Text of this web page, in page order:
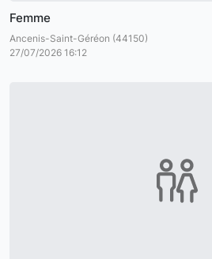
Femme
Ancenis-Saint-Géréon (44150)
27/07/2026 16:12